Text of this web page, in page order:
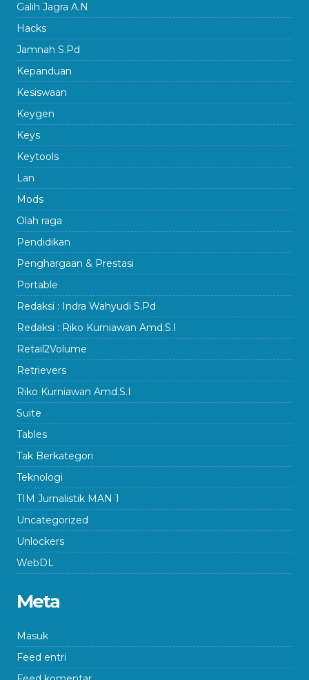
Galih Jagra A.N
Hacks
Jamnah S.Pd
Kepanduan
Kesiswaan
Keygen
Keys
Keytools
Lan
Mods
Olah raga
Pendidikan
Penghargaan & Prestasi
Portable
Redaksi : Indra Wahyudi S.Pd
Redaksi : Riko Kurniawan Amd.S.I
Retail2Volume
Retrievers
Riko Kurniawan Amd.S.I
Suite
Tables
Tak Berkategori
Teknologi
TIM Jurnalistik MAN 1
Uncategorized
Unlockers
WebDL
Meta
Masuk
Feed entri